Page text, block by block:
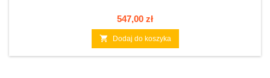
Cena
547,00 zł
 Dodaj do koszyka